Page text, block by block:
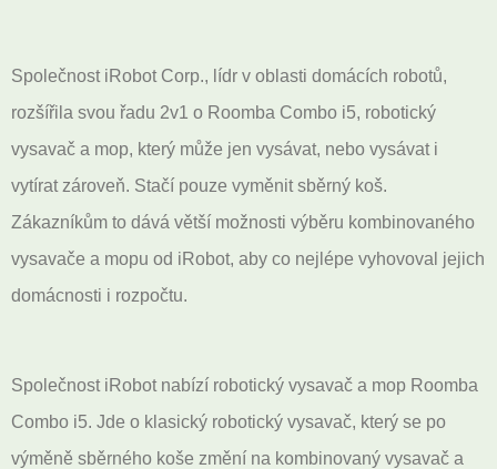
Společnost iRobot Corp., lídr v oblasti domácích robotů,
rozšířila svou řadu 2v1 o Roomba Combo i5, robotický
vysavač a mop, který může jen vysávat, nebo vysávat i
vytírat zároveň. Stačí pouze vyměnit sběrný koš.
Zákazníkům to dává větší možnosti výběru kombinovaného
vysavače a mopu od iRobot, aby co nejlépe vyhovoval jejich
domácnosti i rozpočtu.
Společnost iRobot nabízí robotický vysavač a mop Roomba
Combo i5. Jde o klasický robotický vysavač, který se po
výměně sběrného koše změní na kombinovaný vysavač a